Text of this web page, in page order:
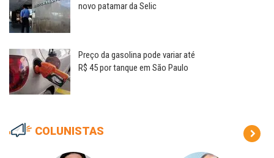
novo patamar da Selic
Preço da gasolina pode variar até
R$ 45 por tanque em São Paulo
COLUNISTAS